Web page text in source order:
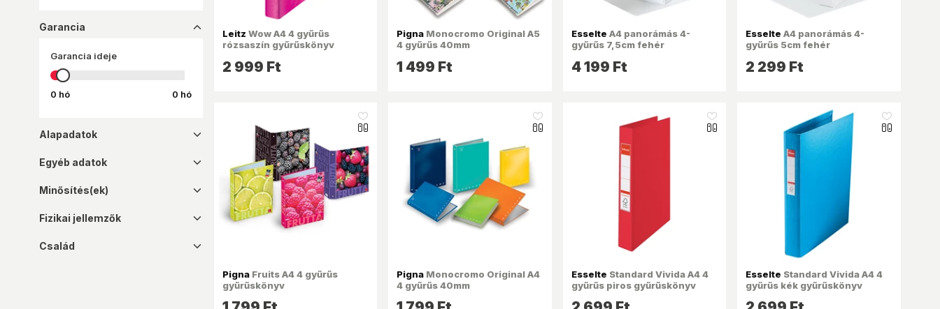
Leitz Wow A4 4 gyűrűs
rózsaszín gyűrűskönyv
2 999 Ft
Pigna Monocromo Original A5
4 gyűrűs 40mm
gyűrűskönyv
1 499 Ft
Esselte A4 panorámás 4-
gyűrűs 7,5cm fehér
4 199 Ft
Esselte A4 panorámás 4-
gyűrűs 5cm fehér
2 299 Ft
like_16
PignaFruits A4 4 gyűrűs
gyűrűskönyv
like_16
Pigna Monocromo Original A4
4 gyűrűs 40mm
like_16
Esselte Standard Vivida A4 4
gyűrűs piros gyűrűskönyv
like_16
Esselte Standard Vivida A4 4
gyűrűs kék gyűrűskönyv
Garancia dropup_16
Garancia ideje
0 hó 0 hó
Alapadatok dropdown_16
Egyéb adatok dropdown_16
Minősítés(ek) dropdown_16
Fizikai jellemzők dropdown_16
Család dropdown_16